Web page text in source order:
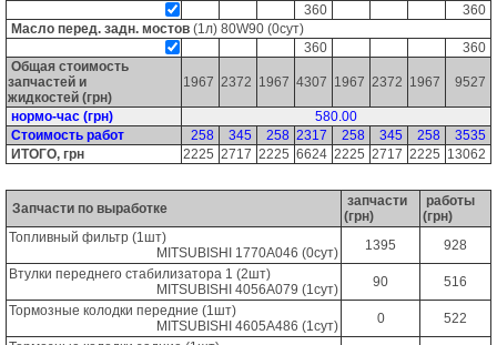
360
360
Масло перед. задн. мостов (1л) 80W90 (0сут)
360
360
Общая стоимость
запчастей и
жидкостей (грн)
1967 2372 1967 4307 1967 2372 1967 9527
нормо-час (грн)
580.00
Стоимость работ
258 345 258 2317 258 345 258
3535
ИТОГО, грн
2225 2717 2225 6624 2225 2717 2225 13062
Запчасти по выработке
запчасти
(грн)
работы
(грн)
Топливный фильтр (1шт)
MITSUBISHI 1770A046 (0сут) 1395
928
Втулки переднего стабилизатора 1 (2шт)
MITSUBISHI 4056A079 (1сут) 90
516
Тормозные колодки передние (1шт)
MITSUBISHI 4605A486 (1сут) 0
522